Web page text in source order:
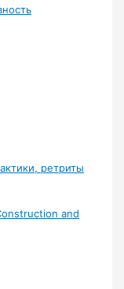
ретриты
and